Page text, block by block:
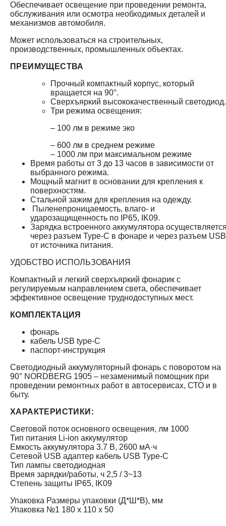
Обеспечивает освещение при проведении ремонта,
обслуживания или осмотра необходимых деталей и
механизмов автомобиля.
Может использоваться на строительных,
производственных, промышленных объектах.
ПРЕИМУЩЕСТВА
Прочный компактный корпус, который
вращается на 90°.
Сверхъяркий высококачественный светодиод.
Три режима освещения:
– 100 лм в режиме эко
– 600 лм в среднем режиме
– 1000 лм при максимальном режиме
Время работы от 3 до 13 часов в зависимости от
выбранного режима.
Мощный магнит в основании для крепления к
поверхностям.
Стальной зажим для крепления на одежду.
Пыленепроницаемость, влаго- и
ударозащищенность по IP65, IK09.
Зарядка встроенного аккумулятора
через разъем Type-C в фонаре и через разъем USB
от источника питания.
УДОБСТВО ИСПОЛЬЗОВАНИЯ
Компактный и легкий сверхъяркий фонарик с
регулируемым направлением света, обеспечивает
эффективное освещение труднодоступных мест.
КОМПЛЕКТАЦИЯ
фонарь
кабель USB type-C
паспорт-инструкция
Светодиодный аккумуляторный фонарь с поворотом на
90° NORDBERG 1905 – незаменимый помощник при
проведении ремонтных работ в автосервисах, СТО и в
быту.
ХАРАКТЕРИСТИКИ:
Световой поток основного освещения, лм 1000
Тип питания Li-ion аккумулятор
Емкость аккумулятора 3.7 В, 2600 мА·ч
Сетевой USB адаптер кабель USB Type-C
Тип лампы светодиодная
Время зарядки/работы, ч 2,5 / 3~13
Степень защиты IP65, IK09
Упаковка Размеры упаковки (Д*Ш*В), мм
Упаковка №1 180 x 110 x 50